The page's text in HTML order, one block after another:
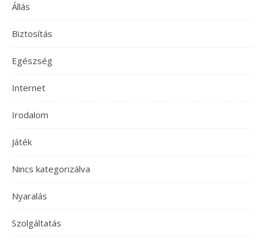
Állás
Biztosítás
Egészség
Internet
Irodalom
Játék
Nincs kategorizálva
Nyaralás
Szolgáltatás